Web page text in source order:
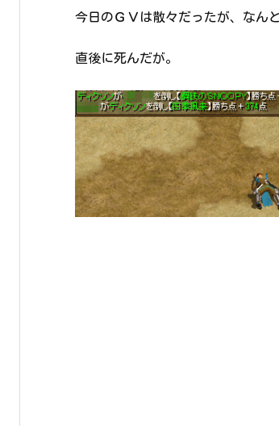
今日のＧＶは散々だったが、なん
直後に死んだが。